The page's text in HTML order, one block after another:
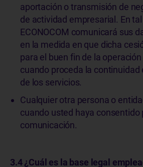
aportación o transmisión de
de actividad empresarial. En
ECONOCOM comunicará sus
en la medida en que dicha
para el buen fin de la
cuando proceda la continuidad
de los servicios.
Cualquier otra persona o
cuando usted haya
comunicación.
3.4 ¿Cuál es la base legal